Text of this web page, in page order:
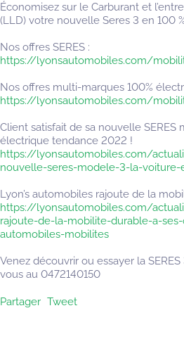
Économisez sur le Carburant et
(LLD) votre nouvelle Seres 3 en 100
Nos offres SERES :
https://lyonsautomobiles.com/
Nos offres multi-marques 100%
https://lyonsautomobiles.com/
Client satisfait de sa nouvelle SERES
électrique tendance 2022 !
https://lyonsautomobiles.com/
nouvelle-seres-modele-3-la-
Lyon’s automobiles rajoute de la
https://lyonsautomobiles.com/
rajoute-de-la-mobilite-durable-a-
automobiles-mobilites
Venez découvrir ou essayer la
vous au 0472140150
Partager Tweet